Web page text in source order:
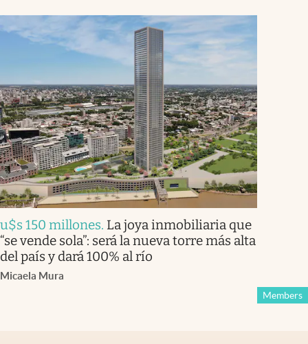
u$s 150 millones. La joya inmobiliaria que
“se vende sola”: será la nueva torre más alta
del país y dará 100% al río
Micaela Mura
Members